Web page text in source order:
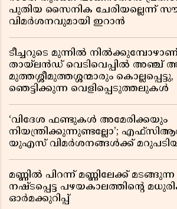
പുതിയ സൈനിക ചേരിയല്ലെന്ന്
വിമർശനവുമായി ഇറാൻ
ടീച്ചറുടെ മുന്നിൽ നിൽക്കുമ്പോഴാണ്
തായ്‌ലൻഡ് വെടിവെപ്പിൽ അഞ്ച്
മുത്തശ്ശീമുത്തശ്ശന്മാരും
ഞെട്ടിക്കുന്ന വെളിപ്പെടുത്തലുകൾ
‘വിദേശ ഫണ്ടുകൾ അമേരിക്കയും
നിയന്ത്രിക്കുന്നുണ്ടല്ലോ’;
യുഎസ് വിമർശനങ്ങൾക്ക്
മണ്ണിൽ പിറന്ന് മണ്ണിലേക്ക്
നഷ്ടപ്പെട്ട പഴയകാലത്തിൻ്റെ
ഓർമക്കുറിപ്പ്